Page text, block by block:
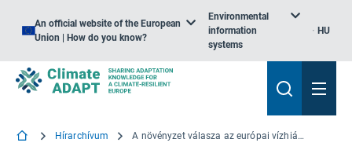
An official website of the European
Union | How do you know?
Environmental
information
systems
HU
Hírarchívum A növényzet válasza az európai vízhiányra